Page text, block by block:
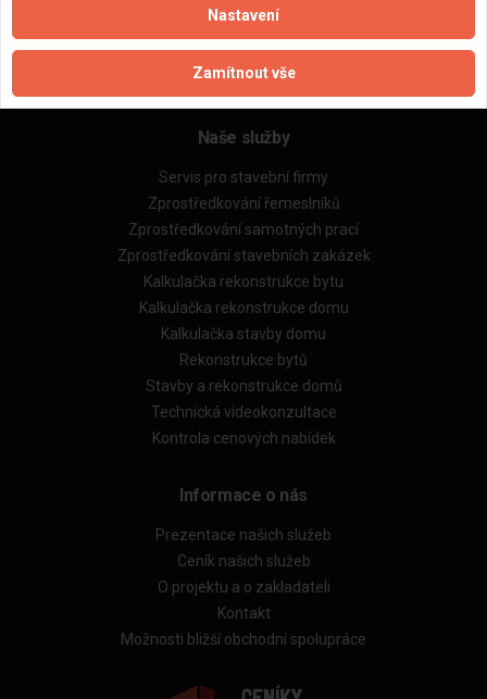
Reference
Naše excelové tabulky online
Naše služby
Servis pro stavební firmy
Zprostředkování řemeslníků
Zprostředkování samotných prací
Zprostředkování stavebních zakázek
Kalkulačka rekonstrukce bytu
Kalkulačka rekonstrukce domu
Kalkulačka stavby domu
Rekonstrukce bytů
Stavby a rekonstrukce domů
Technická videokonzultace
Kontrola cenových nabídek
Informace o nás
Prezentace našich služeb
Ceník našich služeb
O projektu a o zakladateli
Kontakt
Možnosti bližší obchodní spolupráce
Nastavení
Zamítnout vše